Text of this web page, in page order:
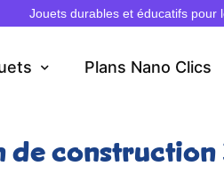
Jouets durables et éducatifs pour
Plans Nano Clics
de construction